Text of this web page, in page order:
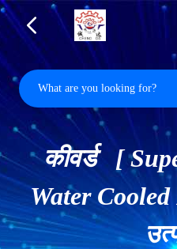
कीवर्ड [
Water